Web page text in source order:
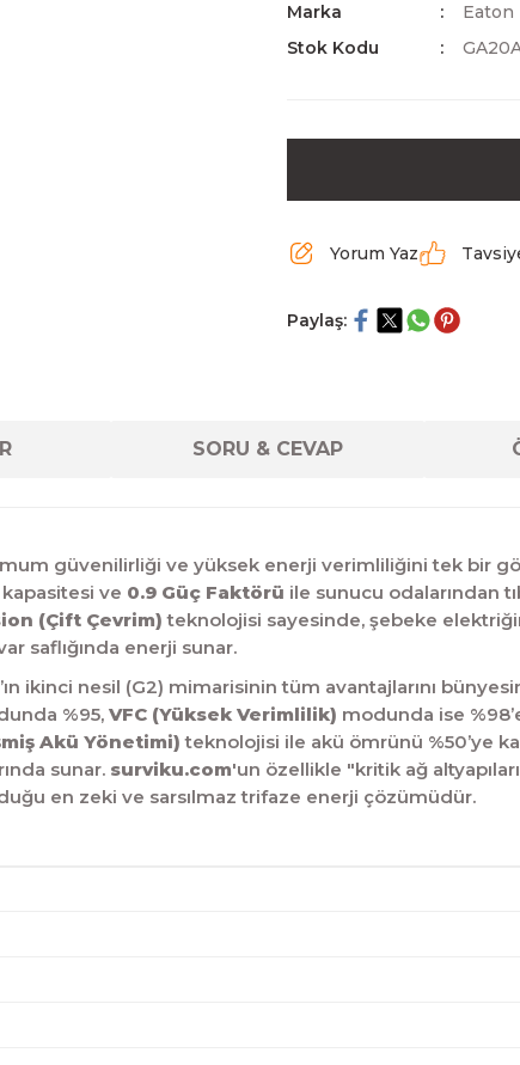
Marka
Eaton
Stok Kodu
Yorum Yaz
Paylaş:
SORU & CEVAP
güvenilirliği ve yüksek enerji verimliliğini tek bir
kapasitesi ve 0.9 Güç Faktörü ile sunucu odalarından
(Çift Çevrim) teknolojisi sayesinde, şebeke
saflığında enerji sunar.
ikinci nesil (G2) mimarisinin tüm avantajlarını
%95, VFC (Yüksek Verimlilik) modunda ise
Akü Yönetimi) teknolojisi ile akü ömrünü %50’ye
sunar. surviku.com'un özellikle "kritik ağ
en zeki ve sarsılmaz trifaze enerji çözümüdür.